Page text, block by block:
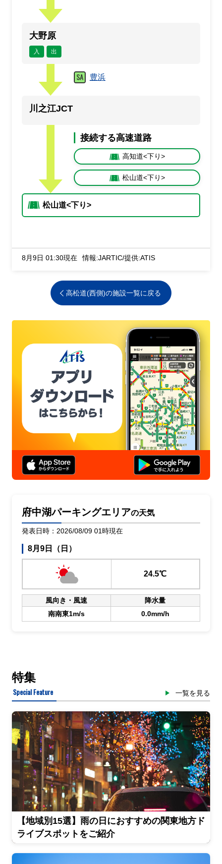
府中湖パーキングエリアの天気
発表日時：2026/08/09 01時現在
8月9日（日）
24.5℃
風向き・風速
降水量
南南東1m/s
0.0mm/h
大野原
入 出
豊浜
川之江JCT
接続する高速道路
高知道<下り>
松山道<下り>
松山道<下り>
8月9日 01:30現在 情報:JARTIC/提供:ATIS
高松道(西側)の施設一覧に戻る
特集
Special Feature 一覧を見る
【地域別15選】雨の日におすすめの関東地方ド
ライブスポットをご紹介